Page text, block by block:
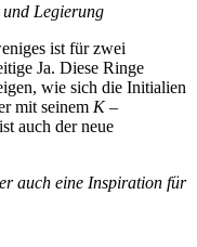
und Legierung
ist für zwei
Ja. Diese Ringe
wie sich die Initialien
mit seinem K–
ist auch der neue
auch eine Inspiration für